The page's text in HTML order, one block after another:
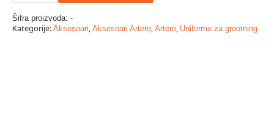
op-
art
količina
Šifra proizvoda: -
Kategorije: Aksesoari, Aksesoari Artero, Artero, Uniforme za grooming